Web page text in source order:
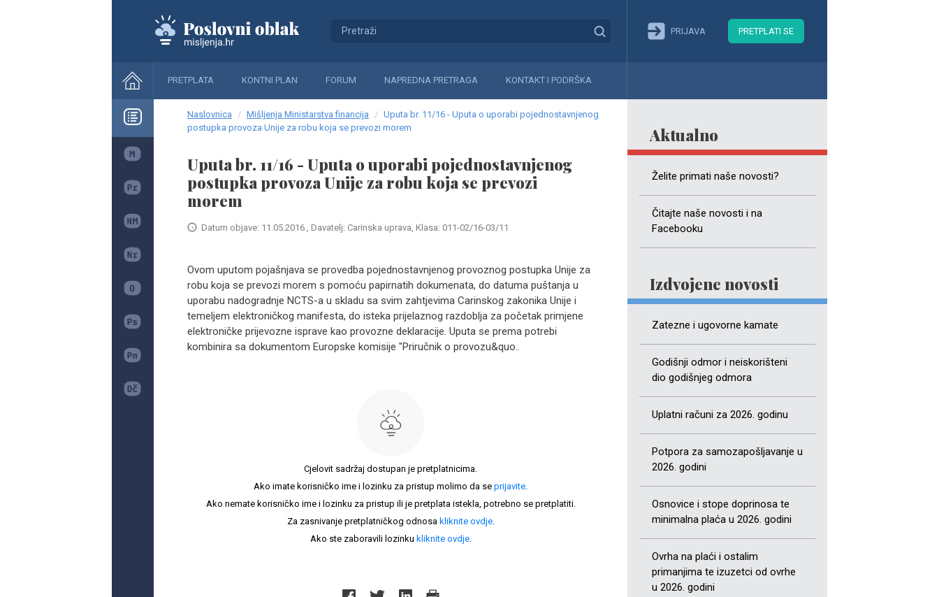
PRIJAVA PRETPLATI SE
PRETPLATA KONTNI PLAN FORUM NAPREDNA PRETRAGA KONTAKT I PODRŠKA
Aktualno
Želite primati naše novosti?
Čitajte naše novosti i na
Facebooku
Izdvojene novosti
Zatezne i ugovorne kamate
Godišnji odmor i neiskorišteni
dio godišnjeg odmora
Uplatni računi za 2026. godinu
Potpora za samozapošljavanje u
2026. godini
Osnovice i stope doprinosa te
minimalna plaća u 2026. godini
Ovrha na plaći i ostalim
primanjima te izuzetci od ovrhe
u 2026. godini
Naslovnica Mišljenja Ministarstva financija
Uputa br. 11/16 - Uputa o uporabi pojednostavnjenog
postupka provoza Unije za robu koja se prevozi morem
Uputa br. 11/16 - Uputa o uporabi pojednostavnjenog
postupka provoza Unije za robu koja se prevozi
morem
Datum objave: 11.05.2016., Davatelj: Carinska uprava, Klasa: 011-02/16-03/11
Ovom uputom pojašnjava se provedba pojednostavnjenog provoznog postupka Unije za
robu koja se prevozi morem s pomoću papirnatih dokumenata, do datuma puštanja u
uporabu nadogradnje NCTS-a u skladu sa svim zahtjevima Carinskog zakonika Unije i
temeljem elektroničkog manifesta, do isteka prijelaznog razdoblja za početak primjene
elektroničke prijevozne isprave kao provozne deklaracije. Uputa se prema potrebi
kombinira sa dokumentom Europske komisije "Priručnik o provozu&quo..
Cjelovit sadržaj dostupan je pretplatnicima.
Ako imate korisničko ime i lozinku za pristup molimo da se prijavite.
Ako nemate korisničko ime i lozinku za pristup ili je pretplata istekla, potrebno se pretplatiti.
Za zasnivanje pretplatničkog odnosa kliknite ovdje.
Ako ste zaboravili lozinku kliknite ovdje.